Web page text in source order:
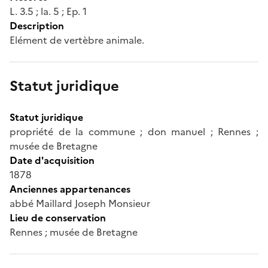
L. 3.5 ; la. 5 ; Ep. 1
Description
Elément de vertèbre animale.
Statut juridique
Statut juridique
propriété de la commune ; don manuel ; Rennes ;
musée de Bretagne
Date d'acquisition
1878
Anciennes appartenances
abbé Maillard Joseph Monsieur
Lieu de conservation
Rennes ; musée de Bretagne